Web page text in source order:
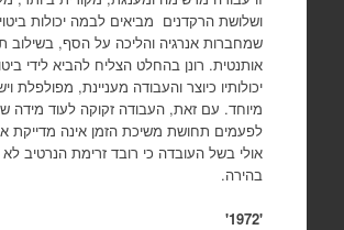
ושלושת הרקדנים מביאים לבמה יכולות ביטוי
שמחברות אנרגיה והליכה על הסף, בשילוב
אותנטית. רונן בהחלט הצליח להביא לידי
יכולותיו כיוצר והעבודה מעניינת, מפולפלת
מיוחד. עם זאת, העבודה זקוקה לעוד מידה
לפעמים תחושת משיכת הזמן אינה מדייקת
אולי בשל העובדה כי רובד זרימת הנרטיב לא
בהירה.
'1972'